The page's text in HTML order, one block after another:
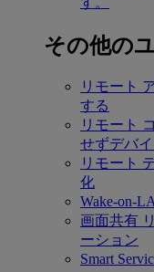
その他の
リモート
する
リモート
せずデバ
リモート
化
Wake-on-
画面共有
ーション
Smart